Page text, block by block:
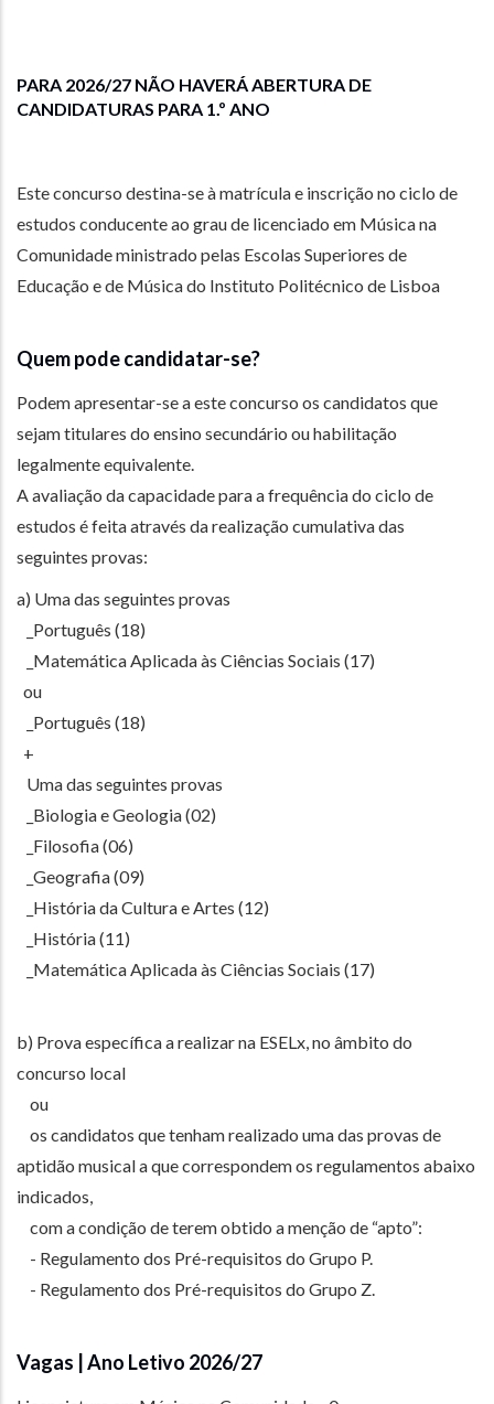
PARA 2026/27 NÃO HAVERÁ ABERTURA DE
CANDIDATURAS PARA 1.º ANO
Este concurso destina-se à matrícula e inscrição no ciclo de
estudos conducente ao grau de licenciado em Música na
Comunidade ministrado pelas Escolas Superiores de
Educação e de Música do Instituto Politécnico de Lisboa
Quem pode candidatar-se?
Podem apresentar-se a este concurso os candidatos que
sejam titulares do ensino secundário ou habilitação
legalmente equivalente.
A avaliação da capacidade para a frequência do ciclo de
estudos é feita através da realização cumulativa das
seguintes provas:
a) Uma das seguintes provas
_Português (18)
_Matemática Aplicada às Ciências Sociais (17)
ou
_Português (18)
+
Uma das seguintes provas
_Biologia e Geologia (02)
_Filosofia (06)
_Geografia (09)
_História da Cultura e Artes (12)
_História (11)
_Matemática Aplicada às Ciências Sociais (17)
b) Prova específica a realizar na ESELx, no âmbito do
concurso local
ou
os candidatos que tenham realizado uma das provas de
aptidão musical a que correspondem os regulamentos abaixo
indicados,
com a condição de terem obtido a menção de “apto”:
- Regulamento dos Pré-requisitos do Grupo P.
- Regulamento dos Pré-requisitos do Grupo Z.
Vagas | Ano Letivo 2026/27